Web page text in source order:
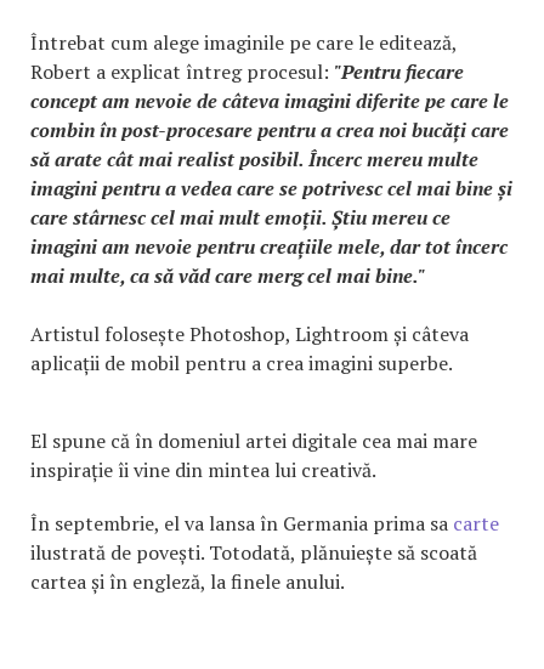
Întrebat cum alege imaginile pe care le editează,
Robert a explicat întreg procesul: "Pentru fiecare
concept am nevoie de câteva imagini diferite pe care le
combin în post-procesare pentru a crea noi bucăți care
să arate cât mai realist posibil. Încerc mereu multe
imagini pentru a vedea care se potrivesc cel mai bine și
care stârnesc cel mai mult emoții. Știu mereu ce
imagini am nevoie pentru creațiile mele, dar tot încerc
mai multe, ca să văd care merg cel mai bine."
Artistul folosește Photoshop, Lightroom și câteva
aplicații de mobil pentru a crea imagini superbe.
El spune că în domeniul artei digitale cea mai mare
inspirație îi vine din mintea lui creativă.
În septembrie, el va lansa în Germania prima sa carte
ilustrată de povești. Totodată, plănuiește să scoată
cartea și în engleză, la finele anului.